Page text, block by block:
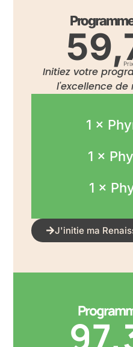
Initiez votre
l'excellence de
1 ×
1 ×
1 ×
J'initie ma